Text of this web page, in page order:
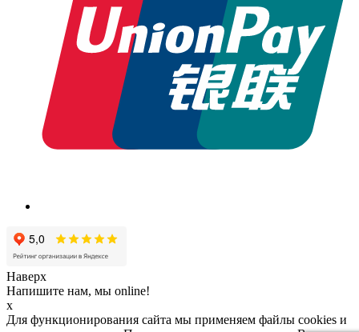
Наверх
Напишите нам, мы online!
x
Для функционирования сайта мы применяем файлы cookies и